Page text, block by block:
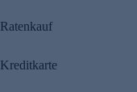
Ratenkauf
Kreditkarte